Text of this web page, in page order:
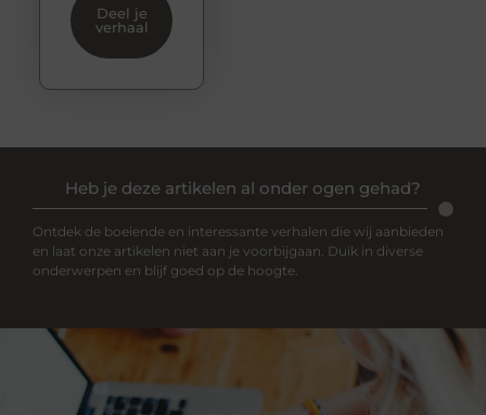
Deel je
verhaal
Heb je deze artikelen al onder ogen gehad?
Ontdek de boeiende en interessante verhalen die wij aanbieden
en laat onze artikelen niet aan je voorbijgaan. Duik in diverse
onderwerpen en blijf goed op de hoogte.